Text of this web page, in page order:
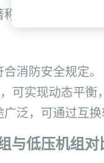
，这对于追求
消防安全规定。
可实现动态平衡
泛，可通过互
与低压机组对